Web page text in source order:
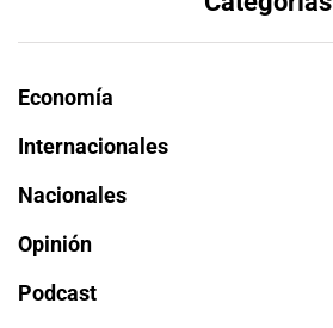
Economía
Internacionales
Nacionales
Opinión
Podcast